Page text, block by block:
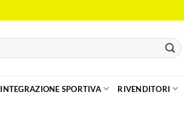
INTEGRAZIONE SPORTIVA RIVENDITORI